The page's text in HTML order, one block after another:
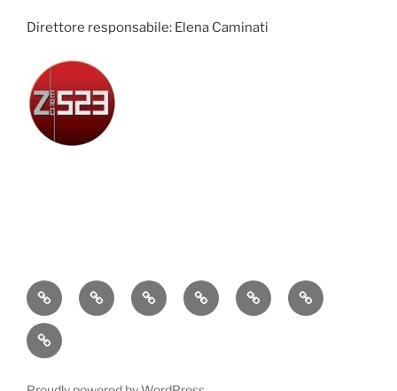
Direttore responsabile: Elena Caminati
AttualitàCronacaPolitica EconomiaCultura Sport
Contatti